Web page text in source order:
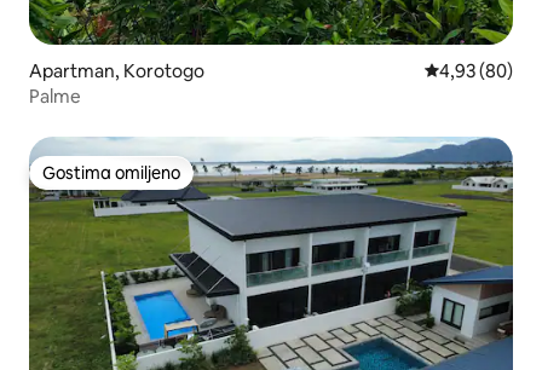
Apartman, Korotogo Prosečna
4,93 (80)
Palme
Gostima omiljeno
Gostima omiljeno